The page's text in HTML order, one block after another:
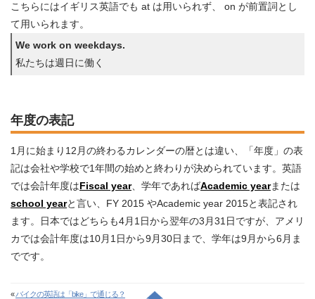
こちらにはイギリス英語でも at は用いられず、 on が前置詞とし
て用いられます。
We work on weekdays.
私たちは週日に働く
年度の表記
1月に始まり12月の終わるカレンダーの暦とは違い、「年度」の表
記は会社や学校で1年間の始めと終わりが決められています。英語
では会計年度はFiscal year、学年であればAcademic yearまたは
school yearと言い、FY 2015 やAcademic year 2015と表記され
ます。日本ではどちらも4月1日から翌年の3月31日ですが、アメリ
カでは会計年度は10月1日から9月30日まで、学年は9月から6月ま
でです。
«バイクの英語は「bike」で通じる？